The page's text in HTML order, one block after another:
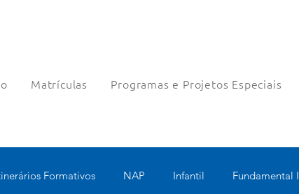
Matrículas Programas e Projetos Especiais
Formativos NAP Infantil Fundamental I